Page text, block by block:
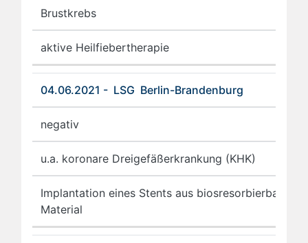
Brustkrebs
aktive Heilfiebertherapie
04.06.2021 - LSG Berlin-Brandenburg
negativ
u.a. koronare Dreigefäßerkrankung (KHK)
Implantation eines Stents aus biosresorbierbarem
Material